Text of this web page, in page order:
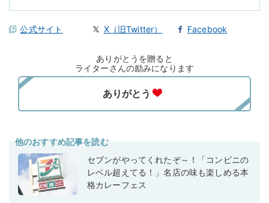
公式サイト X（旧Twitter） Facebook
ありがとうを贈ると
ライターさんの励みになります
他のおすすめ記事を読む
セブンがやってくれたぞ～！「コンビニの
レベル超えてる！」名店の味も楽しめる本
格カレーフェス